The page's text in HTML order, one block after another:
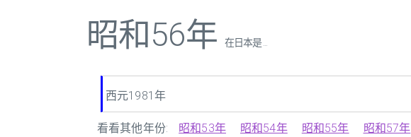
昭和56年 在日本是 ...
西元1981年
看看其他年份: 昭和53年 昭和54年 昭和55年 昭和57年